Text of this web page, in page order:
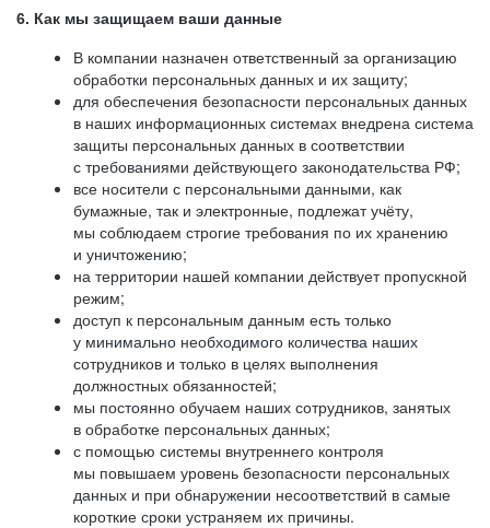
6. Как мы защищаем ваши данные
В компании назначен ответственный за организацию
обработки персональных данных и их защиту;
для обеспечения безопасности персональных данных
в наших информационных системах внедрена система
защиты персональных данных в соответствии
с требованиями действующего законодательства РФ;
все носители с персональными данными, как
бумажные, так и электронные, подлежат учёту,
мы соблюдаем строгие требования по их хранению
и уничтожению;
на территории нашей компании действует пропускной
режим;
доступ к персональным данным есть только
у минимально необходимого количества наших
сотрудников и только в целях выполнения
должностных обязанностей;
мы постоянно обучаем наших сотрудников, занятых
в обработке персональных данных;
с помощью системы внутреннего контроля
мы повышаем уровень безопасности персональных
данных и при обнаружении несоответствий в самые
короткие сроки устраняем их причины.